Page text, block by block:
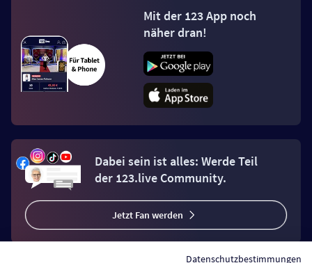
Mit der 123 App noch
näher dran!
Dabei sein ist alles: Werde Teil
der 123.live Community.
Jetzt Fan werden
Datenschutzbestimmungen